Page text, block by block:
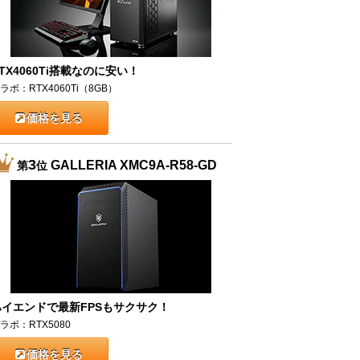
搭載なのに安い！
ボ：RTX4060Ti（8GB）
価格を見る
第3位GALLERIA XMC9A-R58-GD
エンドで最新FPSもサクサク！
ボ：RTX5080
価格を見る